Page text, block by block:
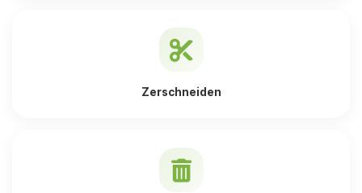
Zerschneiden